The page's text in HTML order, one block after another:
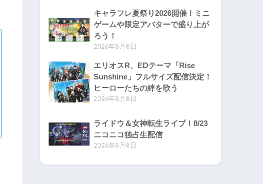
キャラフレ夏祭り2026開催！ミニ
ゲームや限定アバターで盛り上が
ろう！
2026年8月8日
エリオスR、EDテーマ「Rise
Sunshine」フルサイズ配信決定！
ヒーローたちの絆を歌う
2026年8月8日
ライドウ＆女神転生ライブ！8/23
ニコニコ独占生配信
2026年8月8日